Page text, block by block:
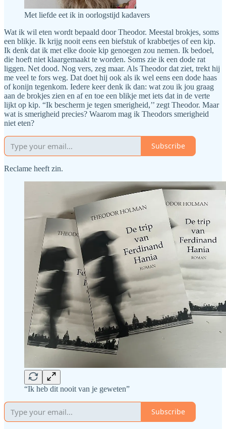
Met liefde eet ik in oorlogstijd kadavers
Wat ik wil eten wordt bepaald door Theodor. Meestal brokjes, soms
een blikje. Ik krijg nooit eens een biefstuk of krabbetjes of een kip.
Ik denk dat ik met elke dooie kip genoegen zou nemen. Ik bedoel,
die hoeft niet klaargemaakt te worden. Soms zie ik een dode rat
liggen. Net dood. Nog vers, zeg maar. Als Theodor dat ziet, trekt hij
me veel te fors weg. Dat doet hij ook als ik wel eens een dode haas
of konijn tegenkom. Iedere keer denk ik dan: wat zou ik jou graag
aan de brokjes zien en af en toe een blikje met iets dat in de verte
lijkt op kip. “Ik bescherm je tegen smerigheid,’’ zegt Theodor. Maar
wat is smerigheid precies? Waarom mag ik Theodors smerigheid
niet eten?
Subscribe
Reclame heeft zin.
“Ik heb dit nooit van je geweten”
Subscribe